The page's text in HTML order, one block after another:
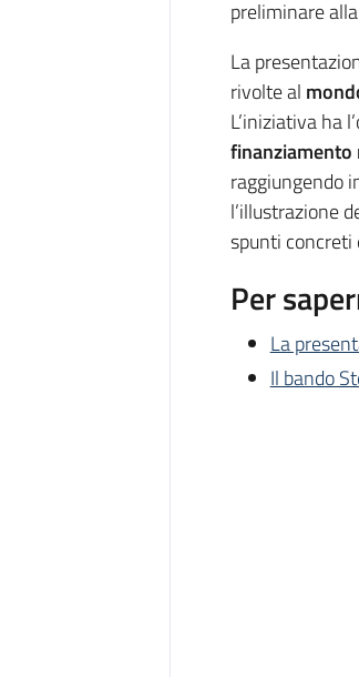
preliminare
La
rivolte al
L’iniziativa ha
finanziamento
raggiungendo
l’illustrazione
spunti concreti
Per
La
Il bando